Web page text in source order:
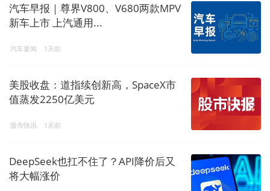
汽车早报｜尊界V800、V680两款MPV
新车上市 上汽通用...
汽车要闻 1天前
美股收盘：道指续创新高，SpaceX市
值蒸发2250亿美元
股市快讯 1天前
DeepSeek也扛不住了？API降价后又
将大幅涨价